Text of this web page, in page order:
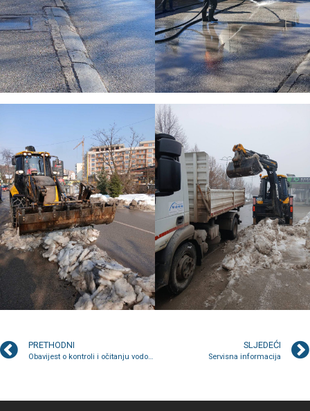
PRETHODNI
Obavijest o kontroli i očitanju vodomjera u zgradama
SLJEDEĆI
Servisna informacija